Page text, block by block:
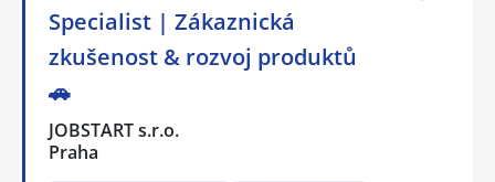
Specialist | Zákaznická
zkušenost & rozvoj produktů
🚗
JOBSTART s.r.o.
Praha